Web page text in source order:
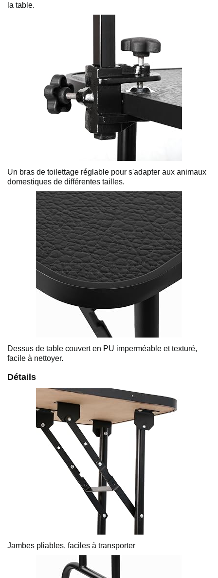
la table.
Un bras de toilettage réglable pour s'adapter aux animaux
domestiques de différentes tailles.
Dessus de table couvert en PU imperméable et texturé,
facile à nettoyer.
Détails
Jambes pliables, faciles à transporter